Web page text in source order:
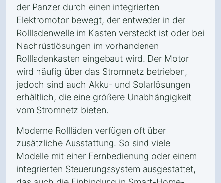
der Panzer durch einen integrierten
Elektromotor bewegt, der entweder in der
Rollladenwelle im Kasten versteckt ist oder bei
Nachrüstlösungen im vorhandenen
Rollladenkasten eingebaut wird. Der Motor
wird häufig über das Stromnetz betrieben,
jedoch sind auch Akku- und Solarlösungen
erhältlich, die eine größere Unabhängigkeit
vom Stromnetz bieten.
Moderne Rollläden verfügen oft über
zusätzliche Ausstattung. So sind viele
Modelle mit einer Fernbedienung oder einem
integrierten Steuerungssystem ausgestattet,